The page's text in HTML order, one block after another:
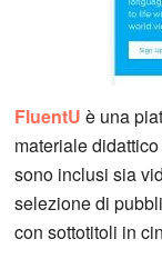
FluentU è una
materiale
sono inclusi sia
selezione di
con sottotitoli in